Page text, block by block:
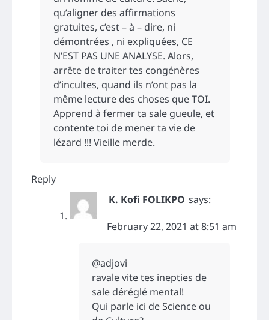
qu’aligner des affirmations
gratuites, c’est – à – dire, ni
démontrées , ni expliquées, CE
N’EST PAS UNE ANALYSE. Alors,
arrête de traiter tes congénères
d’incultes, quand ils n’ont pas la
même lecture des choses que TOI.
Apprend à fermer ta sale gueule, et
contente toi de mener ta vie de
lézard !!! Vieille merde.
Reply
K. Kofi FOLIKPO says:
February 22, 2021 at 8:51 am
@adjovi
ravale vite tes inepties de
sale déréglé mental!
Qui parle ici de Science ou